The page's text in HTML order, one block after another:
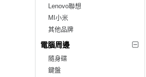
Lenovo聯想
MI小米
其他品牌
電腦周邊
隨身碟
鍵盤